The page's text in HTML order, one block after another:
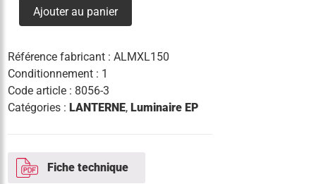
xl
64
3°k
21000lm
Ajouter au panier
Référence fabricant :ALMXL150
Conditionnement : 1
Code article : 8056-3
Catégories :LANTERNE,Luminaire EP
Fiche technique